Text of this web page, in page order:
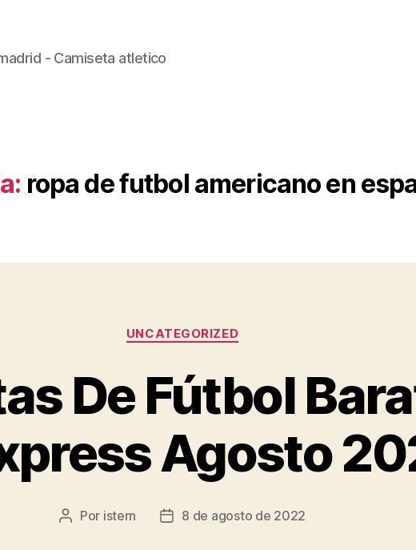
- Camiseta atletico
ropa de futbol americano en
Categorías
UNCATEGORIZED
De Fútbol
Agosto
Autor
Por istern
Fecha8 de agosto de 2022